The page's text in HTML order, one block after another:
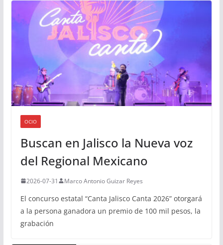
OCIO
Buscan en Jalisco la Nueva voz
del Regional Mexicano
2026-07-31 Marco Antonio Guizar Reyes
El concurso estatal “Canta Jalisco Canta 2026” otorgará
a la persona ganadora un premio de 100 mil pesos, la
grabación